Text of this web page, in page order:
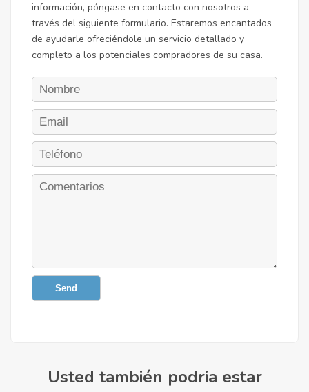
información, póngase en contacto con nosotros a
través del siguiente formulario. Estaremos encantados
de ayudarle ofreciéndole un servicio detallado y
completo a los potenciales compradores de su casa.
Send
Usted también podria estar